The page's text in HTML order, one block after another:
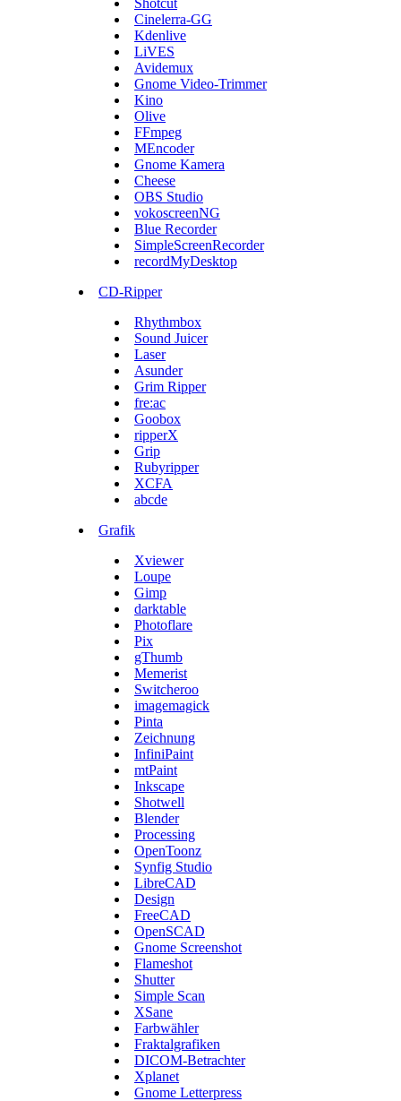
Shotcut
Cinelerra-GG
Kdenlive
LiVES
Avidemux
Gnome Video-Trimmer
Kino
Olive
FFmpeg
MEncoder
Gnome Kamera
Cheese
OBS Studio
vokoscreenNG
Blue Recorder
SimpleScreenRecorder
recordMyDesktop
CD-Ripper
Rhythmbox
Sound Juicer
Laser
Asunder
Grim Ripper
fre:ac
Goobox
ripperX
Grip
Rubyripper
XCFA
abcde
Grafik
Xviewer
Loupe
Gimp
darktable
Photoflare
Pix
gThumb
Memerist
Switcheroo
imagemagick
Pinta
Zeichnung
InfiniPaint
mtPaint
Inkscape
Shotwell
Blender
Processing
OpenToonz
Synfig Studio
LibreCAD
Design
FreeCAD
OpenSCAD
Gnome Screenshot
Flameshot
Shutter
Simple Scan
XSane
Farbwähler
Fraktalgrafiken
DICOM-Betrachter
Xplanet
Gnome Letterpress